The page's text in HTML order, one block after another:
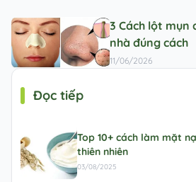
3 Cách lột mụn
nhà đúng cách
11/06/2026
Đọc tiếp
Top 10+ cách làm mặt
thiên nhiên
03/08/2025